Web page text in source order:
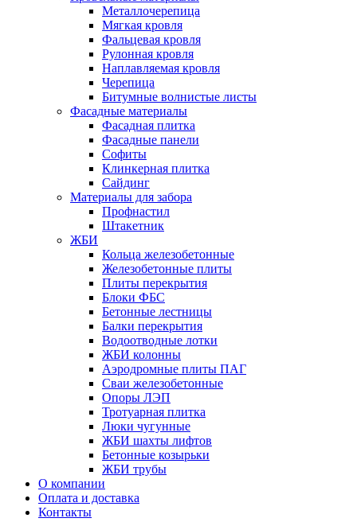
Металлочерепица
Мягкая кровля
Фальцевая кровля
Рулонная кровля
Наплавляемая кровля
Черепица
Битумные волнистые листы
Фасадные материалы
Фасадная плитка
Фасадные панели
Софиты
Клинкерная плитка
Сайдинг
Материалы для забора
Профнастил
Штакетник
ЖБИ
Кольца железобетонные
Железобетонные плиты
Плиты перекрытия
Блоки ФБС
Бетонные лестницы
Балки перекрытия
Водоотводные лотки
ЖБИ колонны
Аэродромные плиты ПАГ
Сваи железобетонные
Опоры ЛЭП
Тротуарная плитка
Люки чугунные
ЖБИ шахты лифтов
Бетонные козырьки
ЖБИ трубы
О компании
Оплата и доставка
Контакты